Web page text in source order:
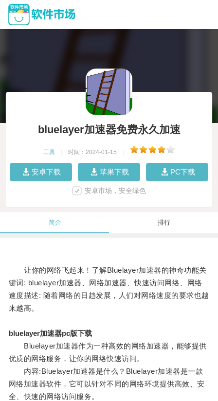
bluelayer加速器免费永久加速
工具 时间：2024-01-15
安卓下载 苹果下载 PC下载
安卓市场，安全绿色
简介 排行
让你的网络飞起来！了解Bluelayer加速器的神奇功能关
键词: bluelayer加速器、网络加速器、快速访问网络、网络
速度描述: 随着网络的日趋发展，人们对网络速度的要求也越
来越高。
bluelayer加速器pc版下载
Bluelayer加速器作为一种高效的网络加速器，能够提供
优质的网络服务，让你的网络快速访问。
内容:Bluelayer加速器是什么？Bluelayer加速器是一款
网络加速器软件，它可以针对不同的网络环境提供高效、安
全、快速的网络访问服务。